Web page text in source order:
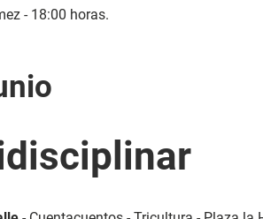
- 18:00 horas.